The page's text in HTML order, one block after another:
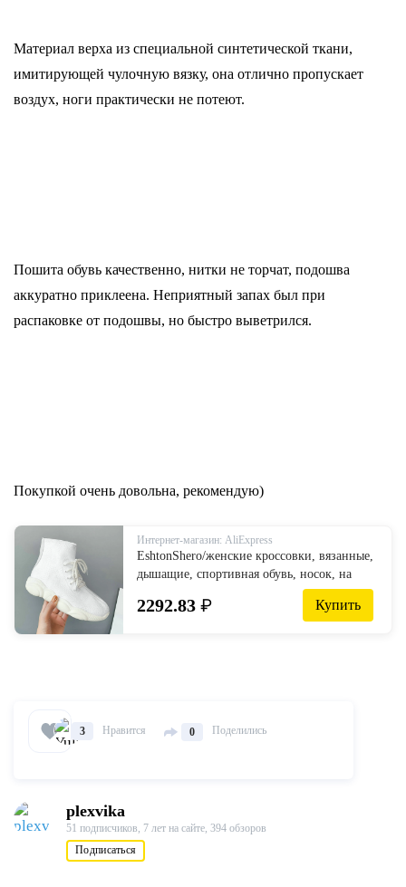
Материал верха из специальной синтетической ткани,
имитирующей чулочную вязку, она отлично пропускает
воздух, ноги практически не потеют.
Пошита обувь качественно, нитки не торчат, подошва
аккуратно приклеена. Неприятный запах был при
распаковке от подошвы, но быстро выветрился.
Покупкой очень довольна, рекомендую)
Интернет-магазин: AliExpress
EshtonShero/женские кроссовки, вязанные,
дышащие, спортивная обувь, носок, на
молнии, женская обувь на массивном
каблуке, высокие кроссовки для женщин,
2292.83 ₽ Купить
3 Нравится 0 Поделились
plexvika
51 подписчиков, 7 лет на сайте, 394 обзоров
Подписаться